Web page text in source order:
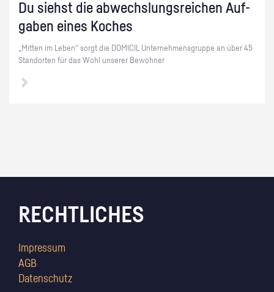
Du siehst die ab­wechs­lungs­rei­chen Auf­
ga­ben eines Ko­ches
„Mit­ten im Leben“ sorgt die DO­MI­CIL Un­ter­neh­mens­grup­pe an über 45
Stand­or­ten für das Wohl un­se­rer Be­woh­ner
RECHTLICHES
Impressum
AGB
Datenschutz